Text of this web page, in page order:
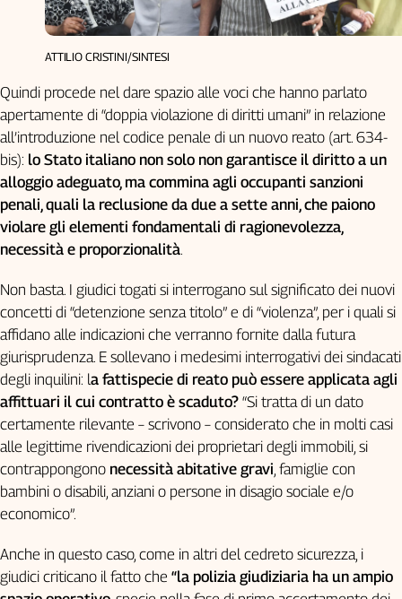
ATTILIO CRISTINI/SINTESI
Quindi procede nel dare spazio alle voci che hanno parlato
apertamente di “doppia violazione di diritti umani” in relazione
all’introduzione nel codice penale di un nuovo reato (art. 634-
bis): lo Stato italiano non solo non garantisce il diritto a un
alloggio adeguato, ma commina agli occupanti sanzioni
penali, quali la reclusione da due a sette anni, che paiono
violare gli elementi fondamentali di ragionevolezza,
necessità e proporzionalità.
Non basta. I giudici togati si interrogano sul significato dei nuovi
concetti di “detenzione senza titolo” e di “violenza”, per i quali si
affidano alle indicazioni che verranno fornite dalla futura
giurisprudenza. E sollevano i medesimi interrogativi dei sindacati
degli inquilini: la fattispecie di reato può essere applicata agli
affittuari il cui contratto è scaduto? “Si tratta di un dato
certamente rilevante – scrivono – considerato che in molti casi
alle legittime rivendicazioni dei proprietari degli immobili, si
contrappongono necessità abitative gravi , famiglie con
bambini o disabili, anziani o persone in disagio sociale e/o
economico”.
Anche in questo caso, come in altri del cedreto sicurezza, i
giudici criticano il fatto che “la polizia giudiziaria ha un ampio